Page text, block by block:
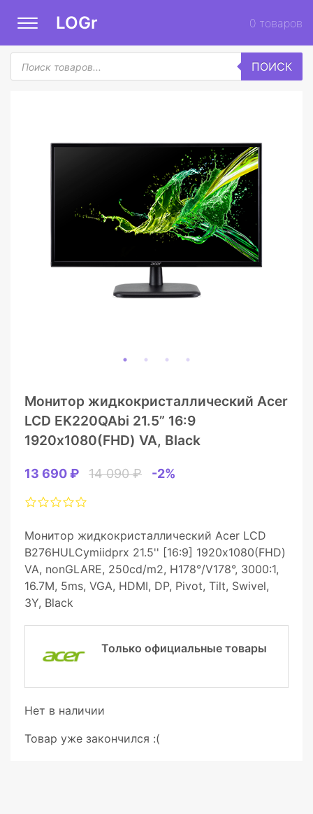
LOGr 0 товаров
Поиск
товаров
ПОИСК
Монитор жидкокристаллический Acer
LCD EK220QAbi 21.5” 16:9
1920х1080(FHD) VA, Black
13 690 ₽ 14 090 ₽ -2%
Монитор жидкокристаллический Acer LCD
B276HULCymiidprx 21.5'' [16:9] 1920х1080(FHD)
VA, nonGLARE, 250cd/m2, H178°/V178°, 3000:1,
16.7M, 5ms, VGA, HDMI, DP, Pivot, Tilt, Swivel,
3Y, Black
Только официальные товары
Нет в наличии
Товар уже закончился :(